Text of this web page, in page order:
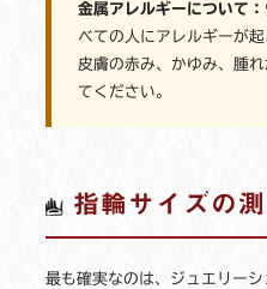
金属アレルギーについて：
べての人にアレルギーが
皮膚の赤み、かゆみ、腫
てください。
指輪サイズの
最も確実なのは、ジュエリー